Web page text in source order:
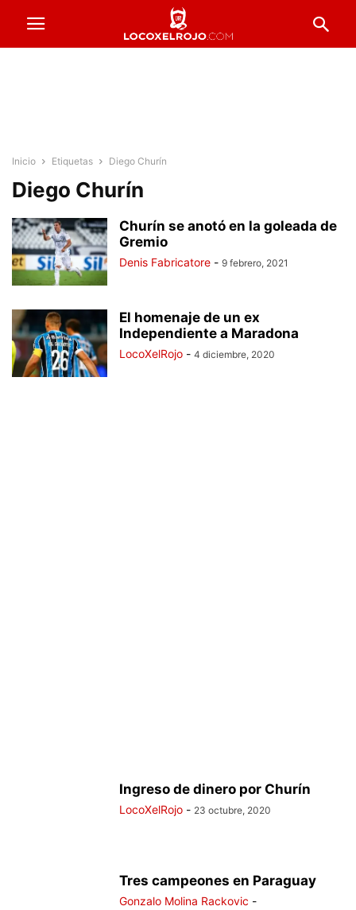
Inicio Etiquetas Diego Churín
Diego Churín
Churín se anotó en la goleada de
Gremio
Denis Fabricatore - 9 febrero, 2021
El homenaje de un ex
Independiente a Maradona
LocoXelRojo - 4 diciembre, 2020
Ingreso de dinero por Churín
LocoXelRojo - 23 octubre, 2020
Tres campeones en Paraguay
Gonzalo Molina Rackovic -